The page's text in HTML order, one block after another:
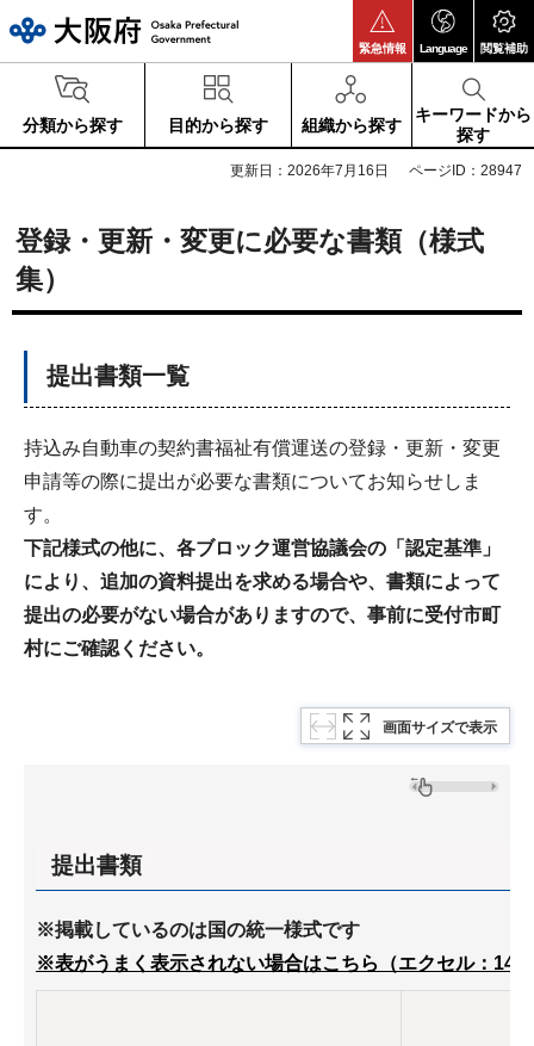
緊急情報 Language 閲覧補助
分類から探す 目的から探す 組織から探す
キーワードから
探す
更新日：2026年7月16日 ページID：28947
登録・更新・変更に必要な書類（様式
集）
提出書類一覧
持込み自動車の契約書福祉有償運送の登録・更新・変更
申請等の際に提出が必要な書類についてお知らせしま
す。
下記様式の他に、各ブロック運営協議会の「認定基準」
により、追加の資料提出を求める場合や、書類によって
提出の必要がない場合がありますので、事前に受付市町
村にご確認ください。
画面サイズで表示
提出書類
※掲載しているのは国の統一様式です
※表がうまく表示されない場合はこちら（エクセル：